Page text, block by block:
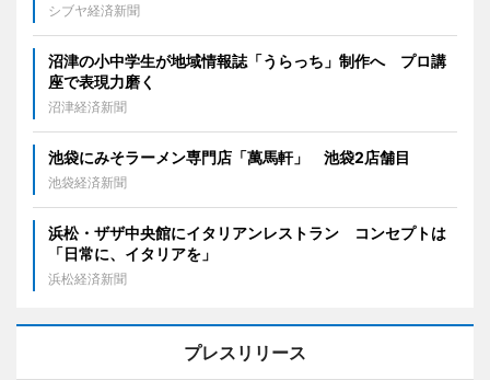
シブヤ経済新聞
沼津の小中学生が地域情報誌「うらっち」制作へ プロ講
座で表現力磨く
沼津経済新聞
池袋にみそラーメン専門店「萬馬軒」 池袋2店舗目
池袋経済新聞
浜松・ザザ中央館にイタリアンレストラン コンセプトは
「日常に、イタリアを」
浜松経済新聞
プレスリリース